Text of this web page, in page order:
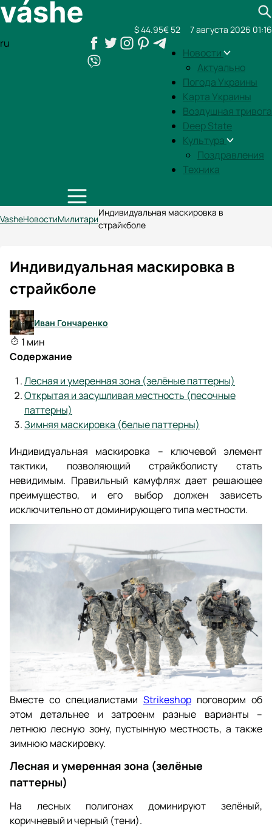
ru
Новости
Актуально
Погода Украины
Карта Украины
Воздушная тривога
Deep State
Культура
Поздравления
Техника
$ 44.95€ 52 7 августа 2026 01:16
VasheНовостиМилитари
Индивидуальная маскировка в
страйкболе
Индивидуальная маскировка в
страйкболе
Иван Гончаренко
1 мин
Содержание
Лесная и умеренная зона (зелёные паттерны)
Открытая и засушливая местность (песочные
паттерны)
Зимняя маскировка (белые паттерны)
Индивидуальная маскировка – ключевой элемент
тактики, позволяющий страйкболисту стать
невидимым. Правильный камуфляж дает решающее
преимущество, и его выбор должен зависеть
исключительно от доминирующего типа местности.
Вместе со специалистами Strikeshop поговорим об
этом детальнее и затроенм разные варианты –
летнюю лесную зону, пустынную местность, а также
зимнюю маскировку.
Лесная и умеренная зона (зелёные
паттерны)
На лесных полигонах доминируют зелёный,
коричневый и черный (тени).